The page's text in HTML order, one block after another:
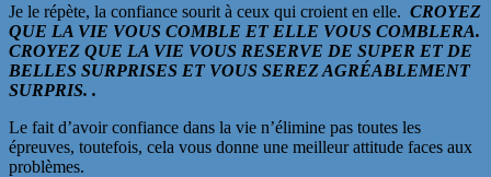
Je le répète, la confiance sourit à ceux qui croient en elle. CROYEZ
QUE LA VIE VOUS COMBLE ET ELLE VOUS COMBLERA.
CROYEZ QUE LA VIE VOUS RESERVE DE SUPER ET DE
BELLES SURPRISES ET VOUS SEREZ AGRÉABLEMENT
SURPRIS. .
Le fait d’avoir confiance dans la vie n’élimine pas toutes les
épreuves, toutefois, cela vous donne une meilleur attitude faces aux
problèmes.